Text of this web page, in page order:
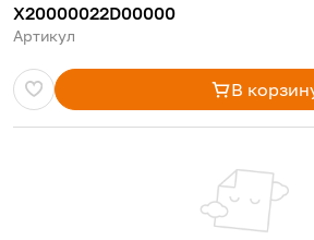
X20000022D00000
Артикул
В